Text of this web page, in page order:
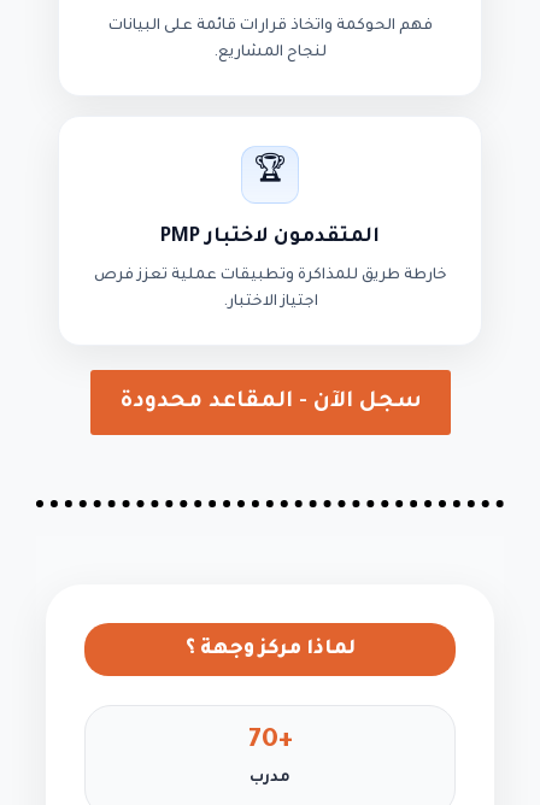
فهم الحوكمة واتخاذ قرارات قائمة على البيانات
لنجاح المشاريع.
🏆
المتقدمون لاختبار PMP
خارطة طريق للمذاكرة وتطبيقات عملية تعزز فرص
اجتياز الاختبار.
سجل الآن - المقاعد محدودة
لماذا مركز وجهة ؟
+70
مدرب